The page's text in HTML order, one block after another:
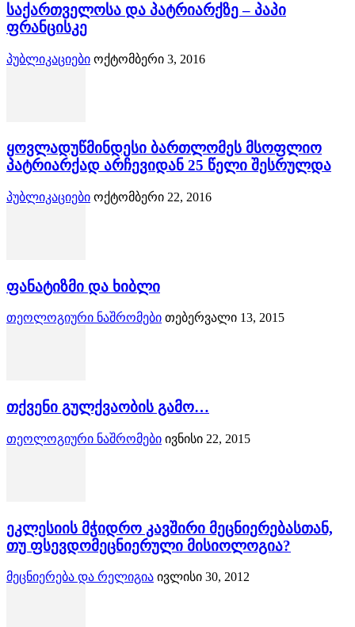
საქართველოსა და პატრიარქზე – პაპი
ფრანცისკე
პუბლიკაციები ოქტომბერი 3, 2016
ყოვლადუწმინდესი ბართლომეს მსოფლიო
პატრიარქად არჩევიდან 25 წელი შესრულდა
პუბლიკაციები ოქტომბერი 22, 2016
ფანატიზმი და ხიბლი
თეოლოგიური ნაშრომები თებერვალი 13, 2015
თქვენი გულქვაობის გამო…
თეოლოგიური ნაშრომები ივნისი 22, 2015
ეკლესიის მჭიდრო კავშირი მეცნიერებასთან,
თუ ფსევდომეცნიერული მისიოლოგია?
მეცნიერება და რელიგია ივლისი 30, 2012